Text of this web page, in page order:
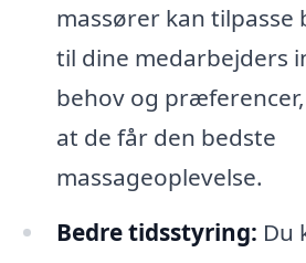
massører kan
til dine medarbejders
behov og
at de får den bedste
massageoplevelse.
Bedre tidsstyring: Du